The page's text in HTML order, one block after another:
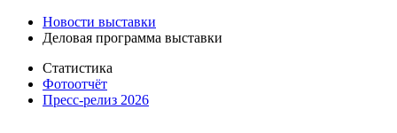
Новости выставки
Деловая программа выставки
Статистика
Фотоотчёт
Пресс-релиз 2026